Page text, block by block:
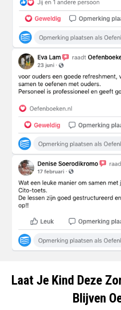
Laat Je Kind Deze
Blijven